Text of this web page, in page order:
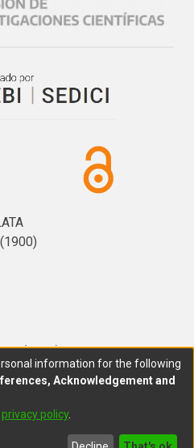
– (8000). Universidad
information for the following
Acknowledgement and
privacy policy.